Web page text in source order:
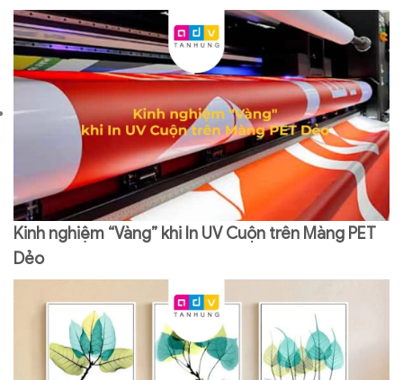
Kinh nghiệm “Vàng” khi In UV Cuộn trên Màng PET
Dẻo